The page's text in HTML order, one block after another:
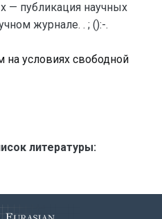
— публикация научных
журнале. . ; ():-.
на условиях свободной
литературы: